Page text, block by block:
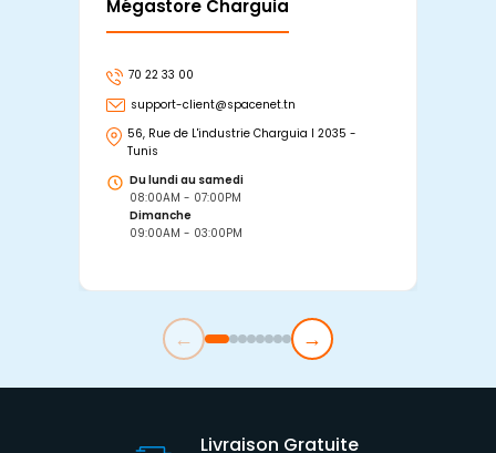
Mégastore Charguia
70 22 33 00
support-client@spacenet.tn
56, Rue de L'industrie Charguia I 2035 -
Tunis
Du lundi au samedi
08:00AM - 07:00PM
Dimanche
09:00AM - 03:00PM
← →
Livraison Gratuite